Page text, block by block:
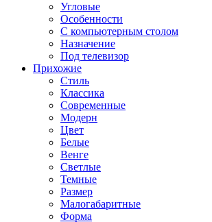
Угловые
Особенности
С компьютерным столом
Назначение
Под телевизор
Прихожие
Стиль
Классика
Современные
Модерн
Цвет
Белые
Венге
Светлые
Темные
Размер
Малогабаритные
Форма